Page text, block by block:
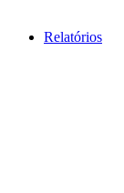
Relatórios